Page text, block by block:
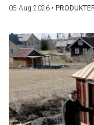
05 Aug 2026 •